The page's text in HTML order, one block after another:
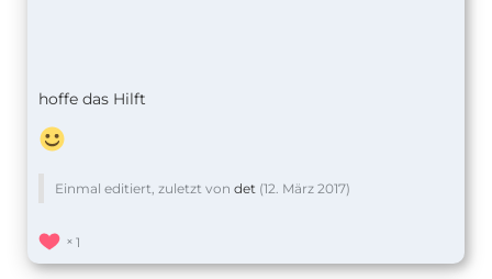
hoffe das Hilft
Einmal editiert, zuletzt von det (12. März 2017)
1